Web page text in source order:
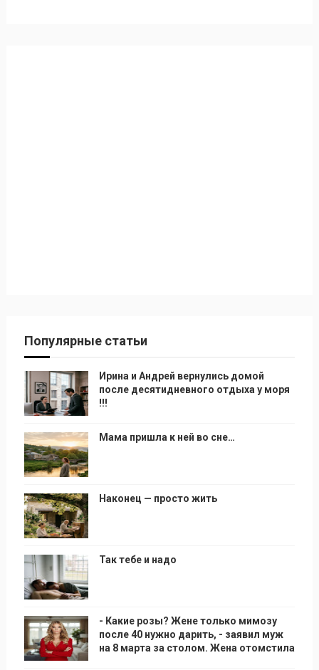
Популярные статьи
Ирина и Андрей вернулись домой
после десятидневного отдыха у моря
!!!
Мама пришла к ней во сне…
Наконец — просто жить
Так тебе и надо
- Какие розы? Жене только мимозу
после 40 нужно дарить, - заявил муж
на 8 марта за столом. Жена отомстила